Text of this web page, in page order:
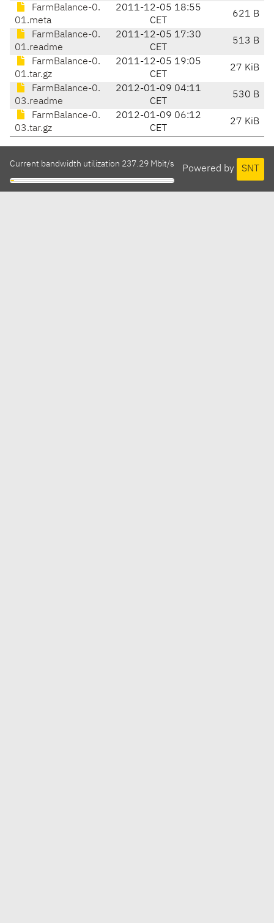
FarmBalance-0.
01.meta
2011-12-05 18:55
CET
621 B
FarmBalance-0.
01.readme
2011-12-05 17:30
CET
513 B
FarmBalance-0.
01.tar.gz
2011-12-05 19:05
CET
27 KiB
FarmBalance-0.
03.readme
2012-01-09 04:11
CET
530 B
FarmBalance-0.
03.tar.gz
2012-01-09 06:12
CET
27 KiB
Powered by SNT
Current bandwidth utilization 237.29 Mbit/s